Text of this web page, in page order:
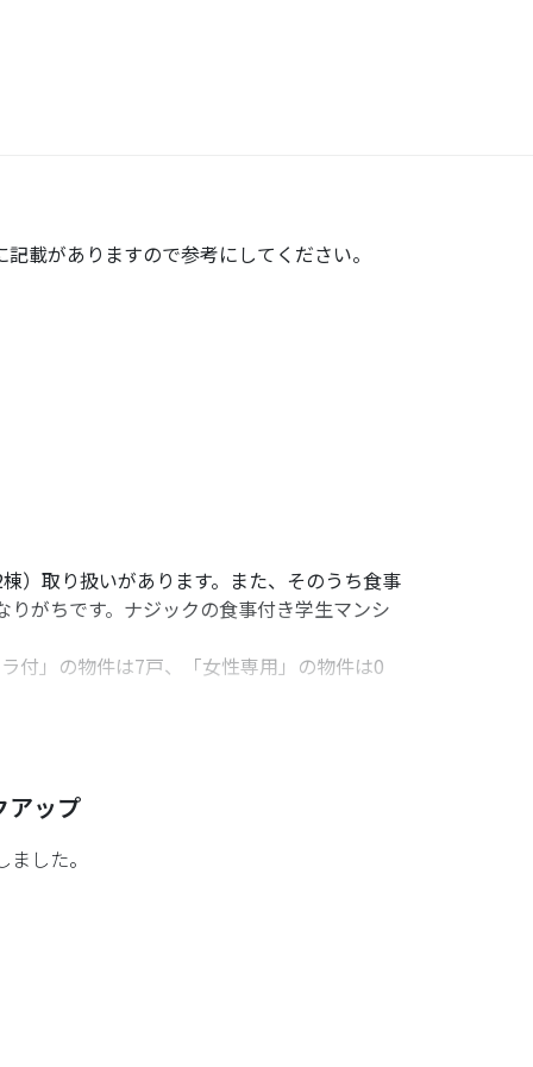
載がありますので参考にしてください。
）取り扱いがあります。また、そのうち食事
がちです。ナジックの食事付き学生マンシ
付」の物件は7戸、「女性専用」の物件は0
アップ
した。